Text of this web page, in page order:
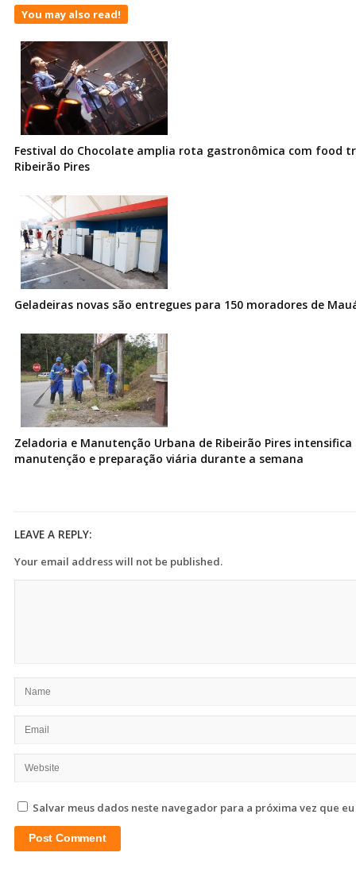
You may also read!
Festival do Chocolate amplia rota gastronômica com food
Ribeirão Pires
Geladeiras novas são entregues para 150 moradores de
Zeladoria e Manutenção Urbana de Ribeirão Pires intensifica
manutenção e preparação viária durante a semana
LEAVE A REPLY:
Your email address will not be published.
Salvar meus dados neste navegador para a próxima vez que